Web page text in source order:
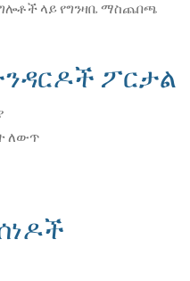
ላይ የግንዛቤ ማስጨበጫ
ፖርታል
ለውጥ